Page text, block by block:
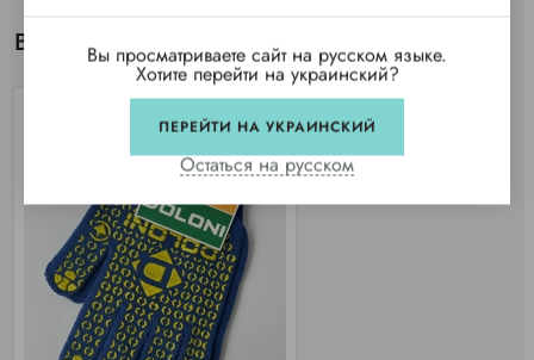
Вы просматривали
Вы просматриваете сайт на русском языке.
Хотите перейти на украинский?
ПЕРЕЙТИ НА УКРАИНСКИЙ
Остаться на русском